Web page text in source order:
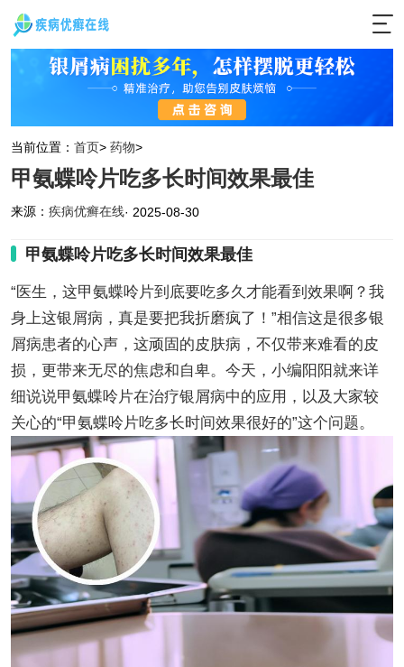
当前位置： 首页> 药物>
甲氨蝶呤片吃多长时间效果最佳
来源： 疾病优癣在线· 2025-08-30
甲氨蝶呤片吃多长时间效果最佳
“医生，这甲氨蝶呤片到底要吃多久才能看到效果啊？我
身上这银屑病，真是要把我折磨疯了！”相信这是很多银
屑病患者的心声，这顽固的皮肤病，不仅带来难看的皮
损，更带来无尽的焦虑和自卑。今天，小编阳阳就来详
细说说甲氨蝶呤片在治疗银屑病中的应用，以及大家较
关心的“甲氨蝶呤片吃多长时间效果很好的”这个问题。